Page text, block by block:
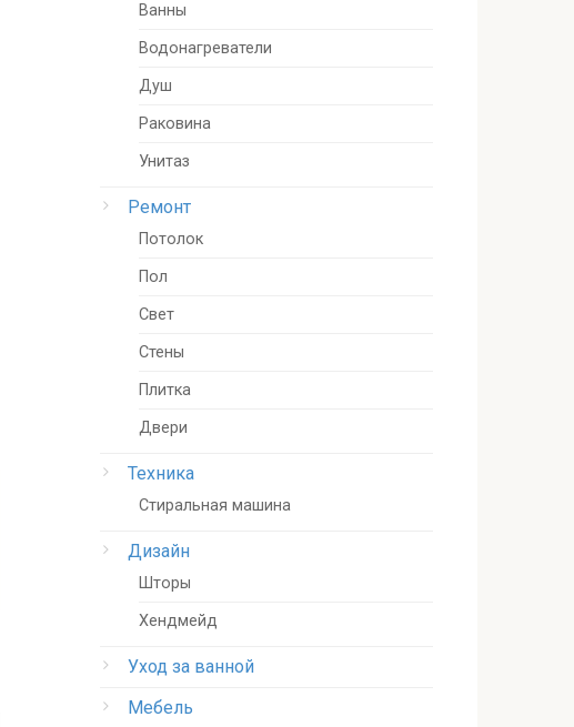
Ванны
Водонагреватели
Душ
Раковина
Унитаз
Ремонт
Потолок
Пол
Свет
Стены
Плитка
Двери
Техника
Стиральная машина
Дизайн
Шторы
Хендмейд
Уход за ванной
Мебель